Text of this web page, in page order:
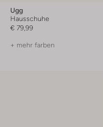
Ugg
Hausschuhe
€ 79,99
+ mehr farben